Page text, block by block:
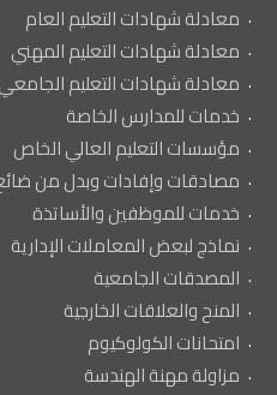
معادلة شهادات التعليم العام
معادلة شهادات التعليم المهني
معادلة شهادات التعليم الجامعي
خدمات للمدارس الخاصة
مؤسسات التعليم العالي الخاص
مصادقات وإفادات وبدل من ضائع
خدمات للموظفين والأساتذة
نماذج لبعض المعاملات الإدارية
المصدقات الجامعية
المنح والعلاقات الخارجية
امتحانات الكولوكيوم
مزاولة مهنة الهندسة